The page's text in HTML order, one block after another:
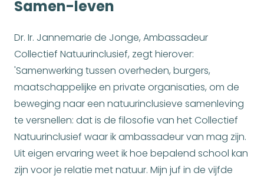
Samen-leven
Dr. Ir. Jannemarie de Jonge, Ambassadeur
Collectief Natuurinclusief, zegt hierover:
'Samenwerking tussen overheden, burgers,
maatschappelijke en private organisaties, om de
beweging naar een natuurinclusieve samenleving
te versnellen: dat is de filosofie van het Collectief
Natuurinclusief waar ik ambassadeur van mag zijn.
Uit eigen ervaring weet ik hoe bepalend school kan
zijn voor je relatie met natuur. Mijn juf in de vijfde